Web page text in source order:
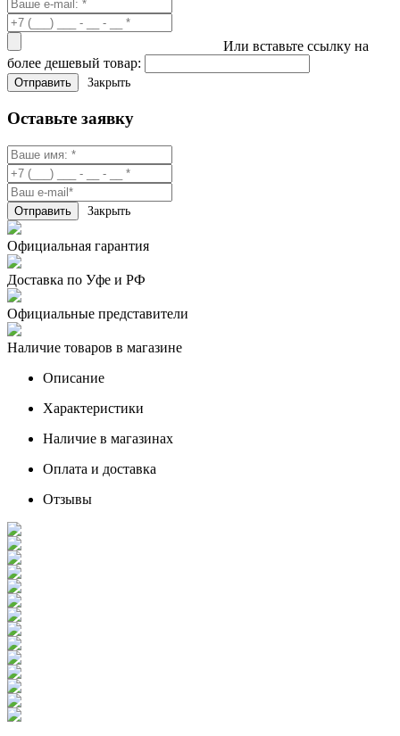
Или вставьте ссылку на
более дешевый товар:
Закрыть
Оставьте заявку
Закрыть
Официальная гарантия
Доставка по Уфе и РФ
Официальные представители
Наличие товаров в магазине
Описание
Характеристики
Наличие в магазинах
Оплата и доставка
Отзывы